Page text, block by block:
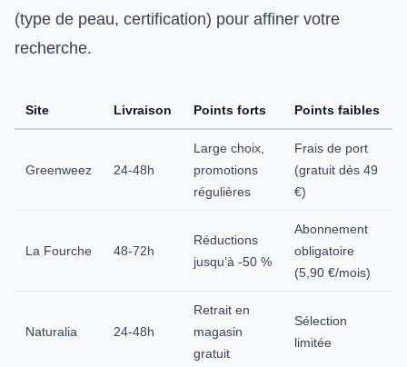
(type de peau, certification) pour affiner votre
recherche.
Site Livraison Points forts Points faibles
Greenweez 24-48h
Large choix,
promotions
régulières
Frais de port
(gratuit dès 49
€)
La Fourche 48-72h
Réductions
jusqu’à -50 %
Abonnement
obligatoire
(5,90 €/mois)
Naturalia 24-48h
Retrait en
magasin
gratuit
Sélection
limitée